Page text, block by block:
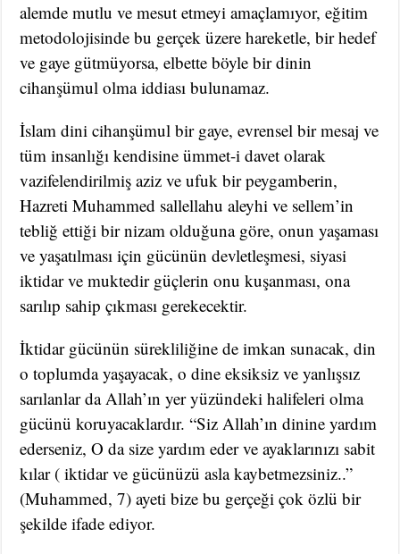
alemde mutlu ve mesut etmeyi amaçlamıyor, eğitim
metodolojisinde bu gerçek üzere hareketle, bir hedef
ve gaye gütmüyorsa, elbette böyle bir dinin
cihanşümul olma iddiası bulunamaz.
İslam dini cihanşümul bir gaye, evrensel bir mesaj ve
tüm insanlığı kendisine ümmet-i davet olarak
vazifelendirilmiş aziz ve ufuk bir peygamberin,
Hazreti Muhammed sallellahu aleyhi ve sellem’in
tebliğ ettiği bir nizam olduğuna göre, onun yaşaması
ve yaşatılması için gücünün devletleşmesi, siyasi
iktidar ve muktedir güçlerin onu kuşanması, ona
sarılıp sahip çıkması gerekecektir.
İktidar gücünün sürekliliğine de imkan sunacak, din
o toplumda yaşayacak, o dine eksiksiz ve yanlışsız
sarılanlar da Allah’ın yer yüzündeki halifeleri olma
gücünü koruyacaklardır. “Siz Allah’ın dinine yardım
ederseniz, O da size yardım eder ve ayaklarınızı sabit
kılar ( iktidar ve gücünüzü asla kaybetmezsiniz..”
(Muhammed, 7) ayeti bize bu gerçeği çok özlü bir
şekilde ifade ediyor.